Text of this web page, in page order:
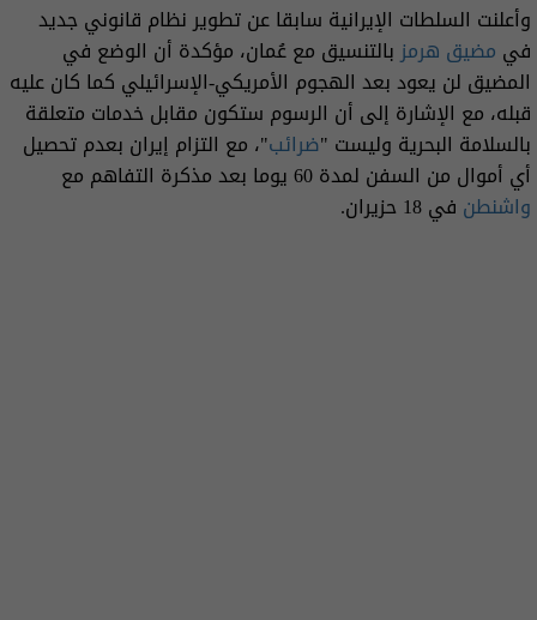
وأعلنت السلطات الإيرانية سابقا عن تطوير نظام قانوني جديد
في مضيق هرمزبالتنسيق مع عُمان، مؤكدة أن الوضع في
المضيق لن يعود بعد الهجوم الأمريكي-الإسرائيلي كما كان عليه
قبله، مع الإشارة إلى أن الرسوم ستكون مقابل خدمات متعلقة
بالسلامة البحرية وليست "ضرائب"، مع التزام إيران بعدم تحصيل
أي أموال من السفن لمدة 60 يوما بعد مذكرة التفاهم مع
واشنطن في 18 حزيران.